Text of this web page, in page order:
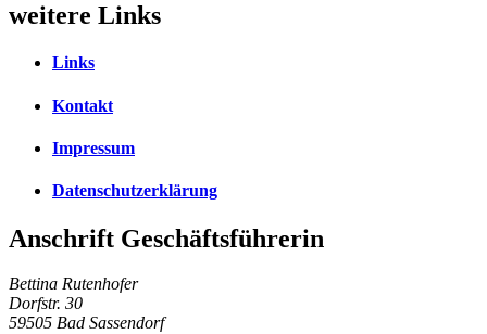
weitere Links
Links
Kontakt
Impressum
Datenschutzerklärung
Anschrift Geschäftsführerin
Bettina Rutenhofer
Dorfstr. 30
59505 Bad Sassendorf